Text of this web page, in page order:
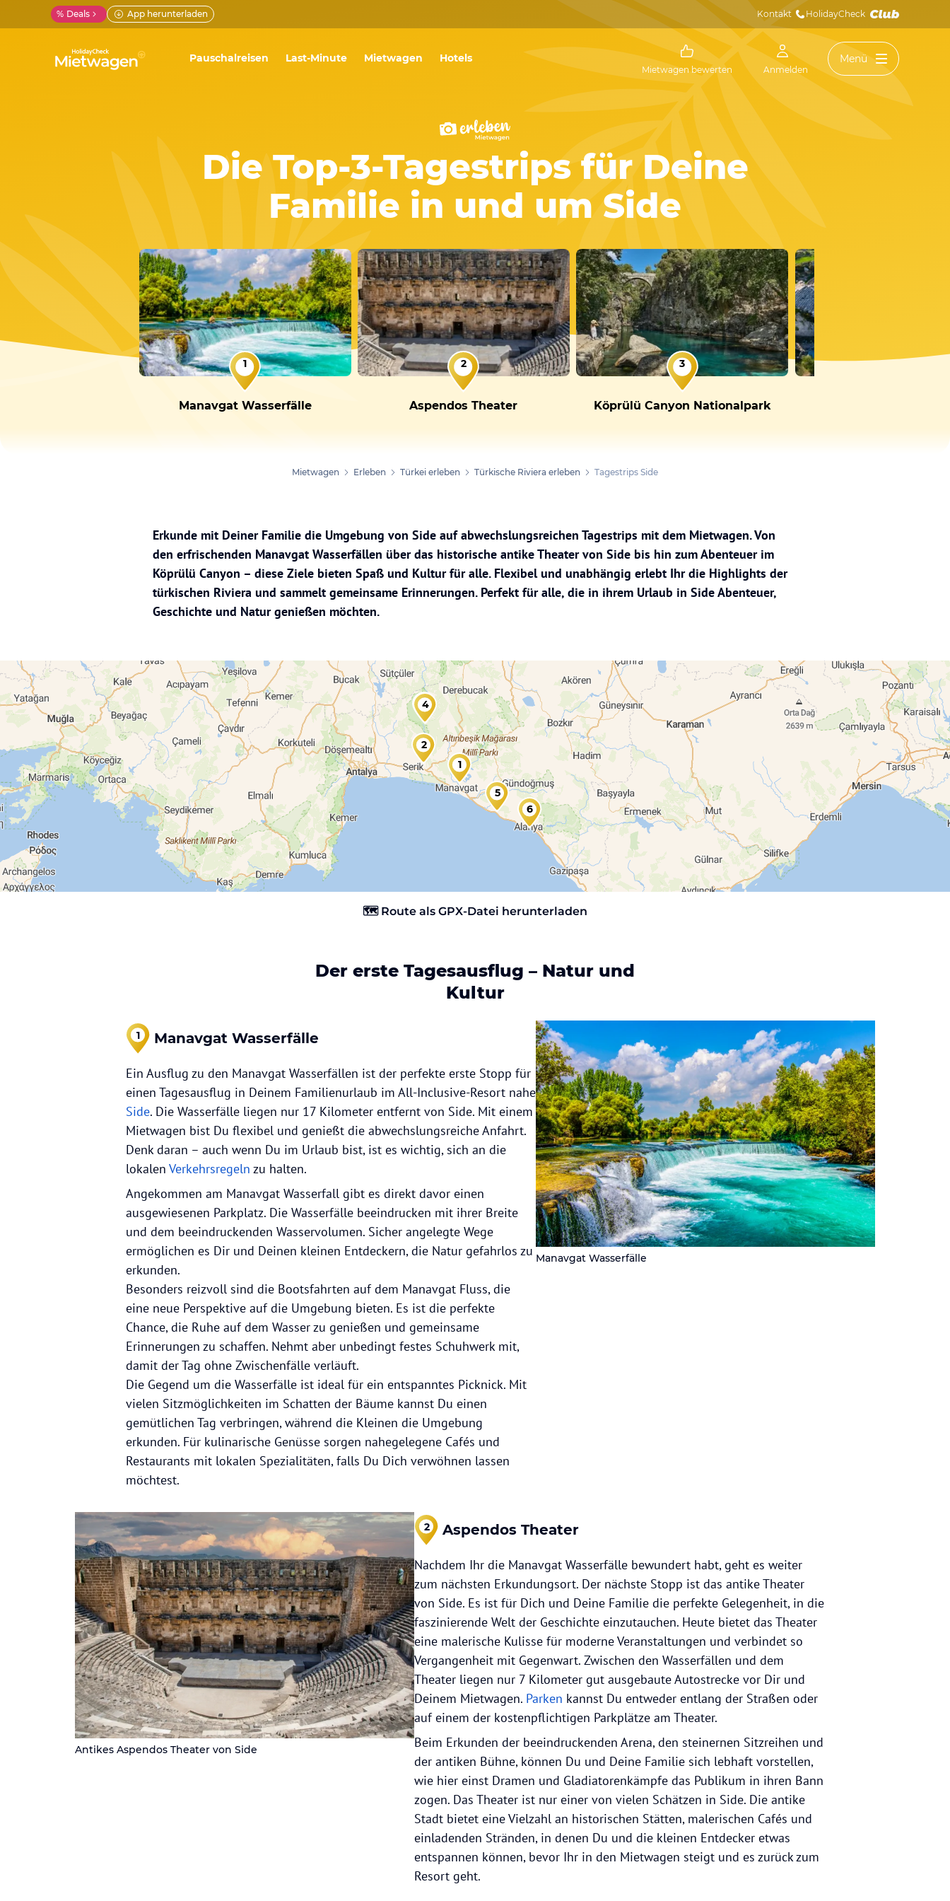
% Deals App herunterladen Kontakt HolidayCheck
Pauschalreisen Last-Minute Mietwagen Hotels
Mietwagen bewerten Anmelden
Menü
Die Top-3-Tagestrips für Deine
Familie in und um Side
1
Manavgat Wasserfälle
2
Aspendos Theater
3
Köprülü Canyon Nationalpark
4
Mietwagen Erleben Türkei erleben Türkische Riviera erleben Tagestrips Side
Erkunde mit Deiner Familie die Umgebung von Side auf abwechslungsreichen Tagestrips mit dem Mietwagen. Von
den erfrischenden Manavgat Wasserfällen über das historische antike Theater von Side bis hin zum Abenteuer im
Köprülü Canyon – diese Ziele bieten Spaß und Kultur für alle. Flexibel und unabhängig erlebt Ihr die Highlights der
türkischen Riviera und sammelt gemeinsame Erinnerungen. Perfekt für alle, die in ihrem Urlaub in Side Abenteuer,
Geschichte und Natur genießen möchten.
1
2
3
4
5
6
🗺️ Route als GPX-Datei herunterladen
Der erste Tagesausflug – Natur und
Kultur
Manavgat Wasserfälle
1 Manavgat Wasserfälle
Ein Ausflug zu den Manavgat Wasserfällen ist der perfekte erste Stopp für
einen Tagesausflug in Deinem Familienurlaub im All-Inclusive-Resort nahe
Side. Die Wasserfälle liegen nur 17 Kilometer entfernt von Side. Mit einem
Mietwagen bist Du flexibel und genießt die abwechslungsreiche Anfahrt.
Denk daran – auch wenn Du im Urlaub bist, ist es wichtig, sich an die
lokalen Verkehrsregeln zu halten.
Angekommen am Manavgat Wasserfall gibt es direkt davor einen
ausgewiesenen Parkplatz. Die Wasserfälle beeindrucken mit ihrer Breite
und dem beeindruckenden Wasservolumen. Sicher angelegte Wege
ermöglichen es Dir und Deinen kleinen Entdeckern, die Natur gefahrlos zu
erkunden.
Besonders reizvoll sind die Bootsfahrten auf dem Manavgat Fluss, die
eine neue Perspektive auf die Umgebung bieten. Es ist die perfekte
Chance, die Ruhe auf dem Wasser zu genießen und gemeinsame
Erinnerungen zu schaffen. Nehmt aber unbedingt festes Schuhwerk mit,
damit der Tag ohne Zwischenfälle verläuft.
Die Gegend um die Wasserfälle ist ideal für ein entspanntes Picknick. Mit
vielen Sitzmöglichkeiten im Schatten der Bäume kannst Du einen
gemütlichen Tag verbringen, während die Kleinen die Umgebung
erkunden. Für kulinarische Genüsse sorgen nahegelegene Cafés und
Restaurants mit lokalen Spezialitäten, falls Du Dich verwöhnen lassen
möchtest.
Antikes Aspendos Theater von Side
2 Aspendos Theater
Nachdem Ihr die Manavgat Wasserfälle bewundert habt, geht es weiter
zum nächsten Erkundungsort. Der nächste Stopp ist das antike Theater
von Side. Es ist für Dich und Deine Familie die perfekte Gelegenheit, in die
faszinierende Welt der Geschichte einzutauchen. Heute bietet das Theater
eine malerische Kulisse für moderne Veranstaltungen und verbindet so
Vergangenheit mit Gegenwart. Zwischen den Wasserfällen und dem
Theater liegen nur 7 Kilometer gut ausgebaute Autostrecke vor Dir und
Deinem Mietwagen. Parken kannst Du entweder entlang der Straßen oder
auf einem der kostenpflichtigen Parkplätze am Theater.
Beim Erkunden der beeindruckenden Arena, den steinernen Sitzreihen und
der antiken Bühne, können Du und Deine Familie sich lebhaft vorstellen,
wie hier einst Dramen und Gladiatorenkämpfe das Publikum in ihren Bann
zogen. Das Theater ist nur einer von vielen Schätzen in Side. Die antike
Stadt bietet eine Vielzahl an historischen Stätten, malerischen Cafés und
einladenden Stränden, in denen Du und die kleinen Entdecker etwas
entspannen können, bevor Ihr in den Mietwagen steigt und es zurück zum
Resort geht.